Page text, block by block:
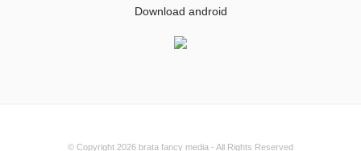
Download android
© Copyright 2026 brata fancy media - All Rights Reserved